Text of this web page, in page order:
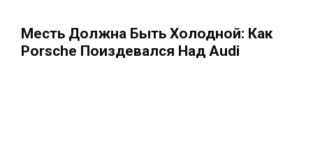
Месть Должна Быть Холодной: Как
Porsche Поиздевался Над Audi